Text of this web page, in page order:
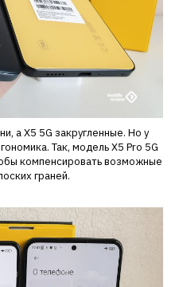
а X5 5G закругленные. Но у
Так, модель Х5 Pro 5G
компенсировать возможные
граней.